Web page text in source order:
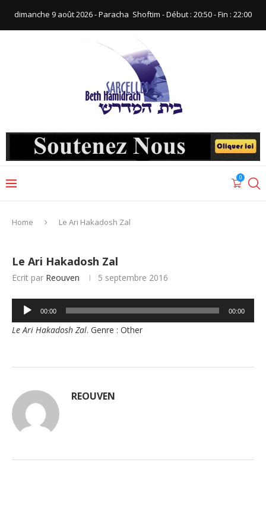
dimanche 9 août 2026 - Paracha ‪ Shoftim‬ - Début : 20:50‬ - Fin : ‪22:00‬
0
Home Le Ari Hakadosh Zal
Le Ari Hakadosh Zal
Ecrit par Reouven 5 septembre 2016
Lecteur
audio
00:00 00:00
Le Ari Hakadosh Zal. Genre : Other
REOUVEN